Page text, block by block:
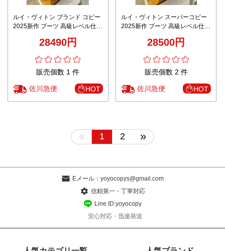
ルイ・ヴィトン ブランド コピー
2025新作 ブーツ 高級レベル仕様
28490円
販売個数 1 件
佐川急便 HOT
ルイ・ヴィトン スーパーコピー
2025新作 ブーツ 高級レベル仕様
28500円
販売個数 2 件
佐川急便 HOT
« 1 2 »
Eメール： yoyocopys@gmail.com
信頼第一・丁寧対応
Line ID:yoyocopy
安心対応・迅速発送